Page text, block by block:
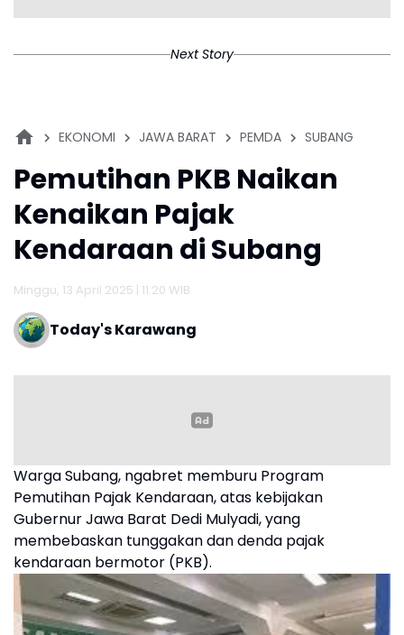
Next Story
EKONOMI JAWA BARAT PEMDA SUBANG
Pemutihan PKB Naikan
Kenaikan Pajak
Kendaraan di Subang
Minggu, 13 April 2025 | 11:20 WIB
Today's Karawang
Warga Subang, ngabret memburu Program
Pemutihan Pajak Kendaraan, atas kebijakan
Gubernur Jawa Barat Dedi Mulyadi, yang
membebaskan tunggakan dan denda pajak
kendaraan bermotor (PKB).